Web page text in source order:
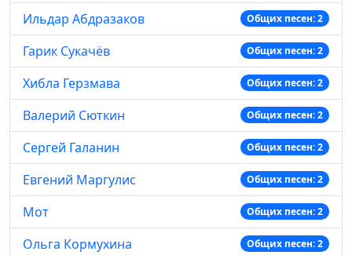
Ильдар Абдразаков Общих песен: 2
Гарик Сукачёв Общих песен: 2
Хибла Герзмава Общих песен: 2
Валерий Сюткин Общих песен: 2
Сергей Галанин Общих песен: 2
Евгений Маргулис Общих песен: 2
Мот Общих песен: 2
Ольга Кормухина Общих песен: 2